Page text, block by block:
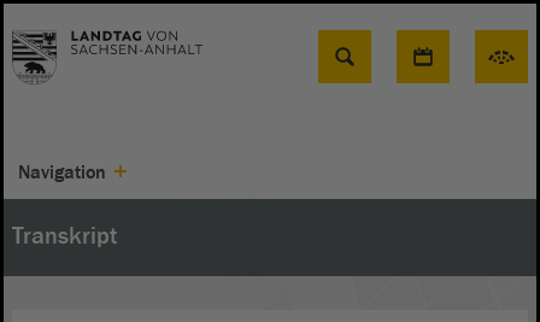
Suche
Navigation
Transkript